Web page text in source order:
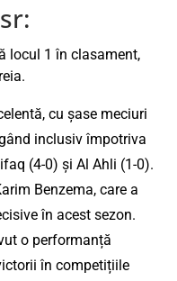
locul 1 în clasament,
cu șase meciuri
inclusiv împotriva
(4-0) și Al Ahli (1-0).
Benzema, care a
în acest sezon.
o performanță
în competițiile